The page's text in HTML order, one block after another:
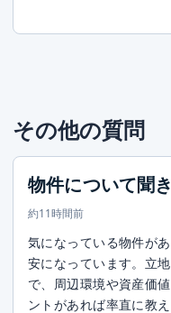
その他の質問
物件について聞
約11時間前
気になっている物件が
安になっています。立
で、周辺環境や資産価
ントがあれば率直に教え